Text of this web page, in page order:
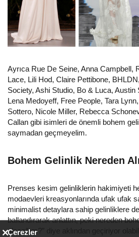
Ayrıca Rue De Seine, Anna Campbell,
Lace, Lili Hod, Claire Pettibone,
Society, Ashi Studio, Bo & Luca,
Lena Medoyeff, Free People, Tara
Sottero, Nicole Miller, Rebecca
Callan gibi isimleri de önemli bohem
saymadan geçmeyelim.
Bohem Gelinlik Nereden
Prenses kesim gelinliklerin hakimiyeti
modaevleri kreasyonlarında ufak ufak
minimalist detaylara sahip gelinliklere
ballandırarak anlattın, peki nereden
alacağım?” diye aklından geçiriyor
Çerezler